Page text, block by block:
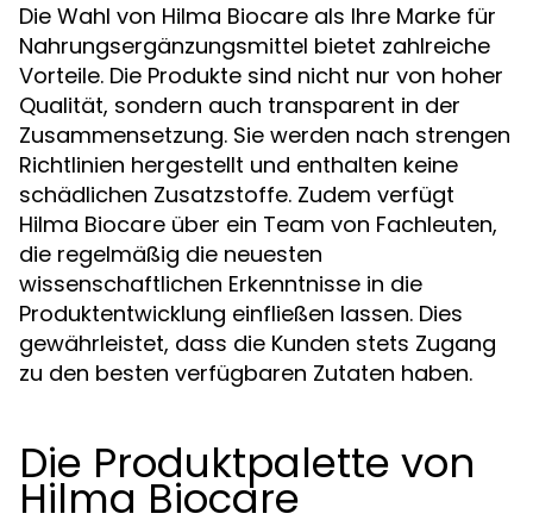
Die Wahl von Hilma Biocare als Ihre Marke für
Nahrungsergänzungsmittel bietet zahlreiche
Vorteile. Die Produkte sind nicht nur von hoher
Qualität, sondern auch transparent in der
Zusammensetzung. Sie werden nach strengen
Richtlinien hergestellt und enthalten keine
schädlichen Zusatzstoffe. Zudem verfügt
Hilma Biocare über ein Team von Fachleuten,
die regelmäßig die neuesten
wissenschaftlichen Erkenntnisse in die
Produktentwicklung einfließen lassen. Dies
gewährleistet, dass die Kunden stets Zugang
zu den besten verfügbaren Zutaten haben.
Die Produktpalette von
Hilma Biocare